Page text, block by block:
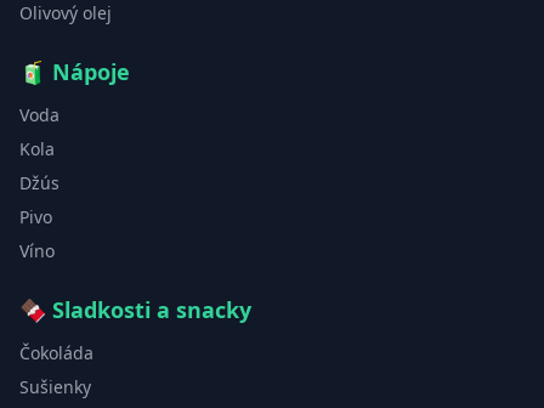
Olivový olej
🧃 Nápoje
Voda
Kola
Džús
Pivo
Víno
🍫 Sladkosti a snacky
Čokoláda
Sušienky